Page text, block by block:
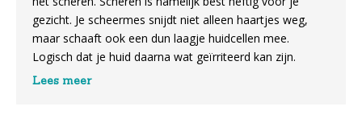
gezicht. Je scheermes snijdt niet alleen haartjes weg,
maar schaaft ook een dun laagje huidcellen mee.
Logisch dat je huid daarna wat geïrriteerd kan zijn.
Lees meer